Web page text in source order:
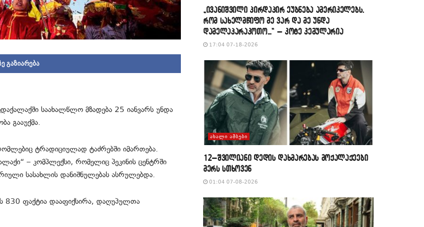
გაზიარება
საახალწლო მზადება 25 იანვარს უნდა
გააუქმა.
ტრადიციულად ტაძრებში იმართება.
– კომპლექსი, რომელიც პეკინის ცენტრში
სასახლის დანიშნულებას ასრულებდა.
830 ფაქტია დააფიქსირა, დაღუპულთა
„ივანიშვილი პირდაპირ ეუბნება ამერიკელებს,
რომ სახელმწიფო მე ვარ და მე უნდა
დამელაპარაკოთო…“ – კოტე კემულარია
17:04 07-18-2026
ᲐᲮᲐᲚᲘ ᲐᲛᲑᲔᲑᲘ
12–შვილიანი დედის დახმარებას მოქალაქეები
მერს სთხოვენ
01:04 07-08-2026